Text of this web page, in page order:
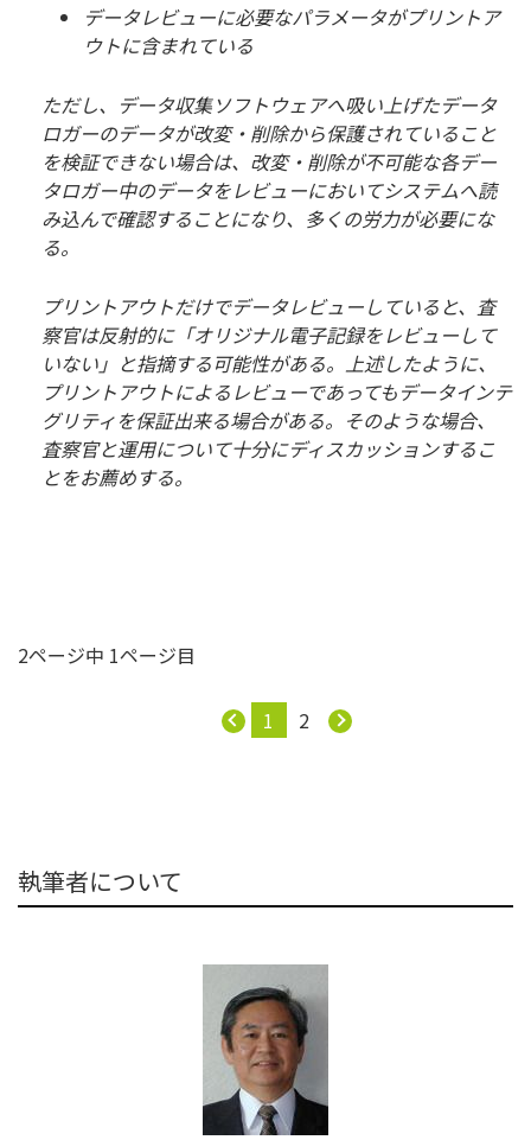
データレビューに必要なパラメータがプリントア
ウトに含まれている
ただし、データ収集ソフトウェアへ吸い上げたデータ
ロガーのデータが改変・削除から保護されていること
を検証できない場合は、改変・削除が不可能な各デー
タロガー中のデータをレビューにおいてシステムへ読
み込んで確認することになり、多くの労力が必要にな
る。
プリントアウトだけでデータレビューしていると、査
察官は反射的に「オリジナル電子記録をレビューして
いない」と指摘する可能性がある。上述したように、
プリントアウトによるレビューであってもデータインテ
グリティを保証出来る場合がある。そのような場合、
査察官と運用について十分にディスカッションするこ
とをお薦めする。
2ページ中 1ページ目
1 2
執筆者について